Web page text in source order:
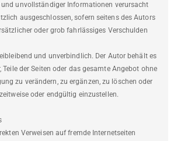
unvollständiger Informationen verursacht
ausgeschlossen, sofern seitens des Autors
oder grob fahrlässiges Verschulden
und unverbindlich. Der Autor behält es
der Seiten oder das gesamte Angebot ohne
zu verändern, zu ergänzen, zu löschen oder
oder endgültig einzustellen.
Verweisen auf fremde Internetseiten